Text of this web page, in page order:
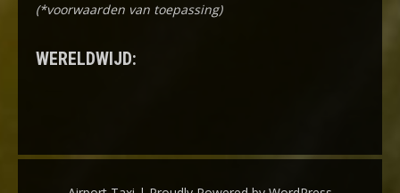
(*voorwaarden van toepassing)
WERELDWIJD: